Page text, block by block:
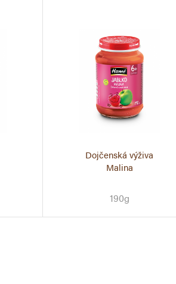
Dojčenská výživa
Malina
190g